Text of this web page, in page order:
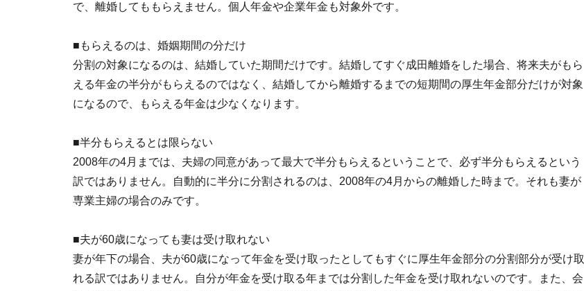
で、離婚してももらえません。個人年金や企業年金も対象外です。
■もらえるのは、婚姻期間の分だけ
分割の対象になるのは、結婚していた期間だけです。結婚してすぐ成田離婚をした場合、将来夫がもら
える年金の半分がもらえるのではなく、結婚してから離婚するまでの短期間の厚生年金部分だけが対象
になるので、もらえる年金は少なくなります。
■半分もらえるとは限らない
2008年の4月までは、夫婦の同意があって最大で半分もらえるということで、必ず半分もらえるという
訳ではありません。自動的に半分に分割されるのは、2008年の4月からの離婚した時まで。それも妻が
専業主婦の場合のみです。
■夫が60歳になっても妻は受け取れない
妻が年下の場合、夫が60歳になって年金を受け取ったとしてもすぐに厚生年金部分の分割部分が受け取
れる訳ではありません。自分が年金を受け取る年までは分割した年金を受け取れないのです。また、会